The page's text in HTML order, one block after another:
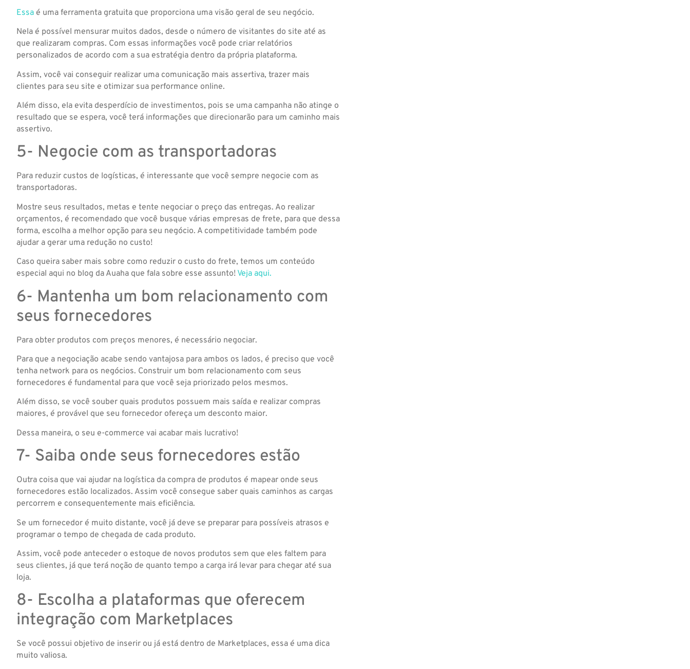
Essa é uma ferramenta gratuita que proporciona uma visão geral de seu negócio.
Nela é possível mensurar muitos dados, desde o número de visitantes do site até as
que realizaram compras. Com essas informações você pode criar relatórios
personalizados de acordo com a sua estratégia dentro da própria plataforma.
Assim, você vai conseguir realizar uma comunicação mais assertiva, trazer mais
clientes para seu site e otimizar sua performance online.
Além disso, ela evita desperdício de investimentos, pois se uma campanha não atinge o
resultado que se espera, você terá informações que direcionarão para um caminho mais
assertivo.
5- Negocie com as transportadoras
Para reduzir custos de logísticas, é interessante que você sempre negocie com as
transportadoras.
Mostre seus resultados, metas e tente negociar o preço das entregas. Ao realizar
orçamentos, é recomendado que você busque várias empresas de frete, para que dessa
forma, escolha a melhor opção para seu negócio. A competitividade também pode
ajudar a gerar uma redução no custo!
Caso queira saber mais sobre como reduzir o custo do frete, temos um conteúdo
especial aqui no blog da Auaha que fala sobre esse assunto! Veja aqui.
6- Mantenha um bom relacionamento com
seus fornecedores
Para obter produtos com preços menores, é necessário negociar.
Para que a negociação acabe sendo vantajosa para ambos os lados, é preciso que você
tenha network para os negócios. Construir um bom relacionamento com seus
fornecedores é fundamental para que você seja priorizado pelos mesmos.
Além disso, se você souber quais produtos possuem mais saída e realizar compras
maiores, é provável que seu fornecedor ofereça um desconto maior.
Dessa maneira, o seu e-commerce vai acabar mais lucrativo!
7- Saiba onde seus fornecedores estão
Outra coisa que vai ajudar na logística da compra de produtos é mapear onde seus
fornecedores estão localizados. Assim você consegue saber quais caminhos as cargas
percorrem e consequentemente mais eficiência.
Se um fornecedor é muito distante, você já deve se preparar para possíveis atrasos e
programar o tempo de chegada de cada produto.
Assim, você pode anteceder o estoque de novos produtos sem que eles faltem para
seus clientes, já que terá noção de quanto tempo a carga irá levar para chegar até sua
loja.
8- Escolha a plataformas que oferecem
integração com Marketplaces
Se você possui objetivo de inserir ou já está dentro de Marketplaces, essa é uma dica
muito valiosa.